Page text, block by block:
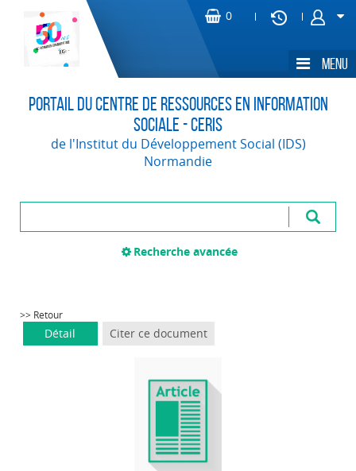
Portail du Centre de Ressources en Information
Sociale - CERIS
de l'Institut du Développement Social (IDS)
Normandie
Recherche avancée
>> Retour
Détail Citer ce document